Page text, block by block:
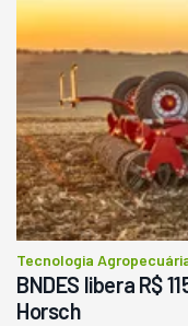
Tecnologia
BNDES libera R$
Horsch